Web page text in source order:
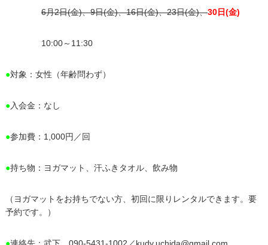
6月2日(金)、9日(金)、16日(金)、23日(金)、30日(金)
10:00～11:30
●対象：女性（年齢問わず）
●入会金：なし
●参加費：1,000円／回
●持ち物：ヨガマット、汗ふきタオル、飲み物
（ヨガマットをお持ちでない方、初回に限りレンタルできます。要
予約です。）